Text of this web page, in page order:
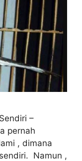
–
pernah
, dimana
Namun ,